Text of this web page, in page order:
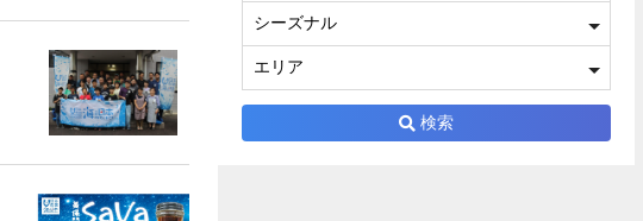
シーズナル
エリア
検索